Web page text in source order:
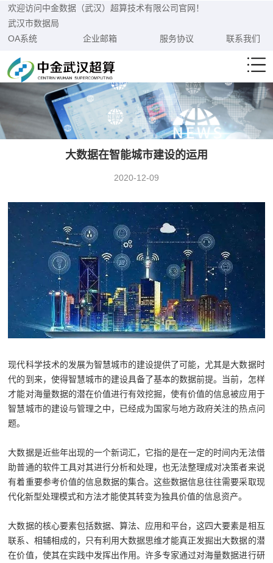
欢迎访问中金数据（武汉）超算技术有限公司官网！
武汉市数据局
OA系统
企业邮箱 服务协议 联系我们
大数据在智能城市建设的运用
2020-12-09
现代科学技术的发展为智慧城市的建设提供了可能，尤其是大数据时
代的到来，使得智慧城市的建设具备了基本的数据前提。当前，怎样
才能对海量数据的潜在价值进行有效挖掘，使有价值的信息被应用于
智慧城市的建设与管理之中，已经成为国家与地方政府关注的热点问
题。
大数据是近些年出现的一个新词汇，它指的是在一定的时间内无法借
助普通的软件工具对其进行分析和处理，也无法整理成对决策者来说
有着重要参考价值的信息数据的集合。这些数据信息往往需要采取现
代化新型处理模式和方法才能使其转变为独具价值的信息资产。
大数据的核心要素包括数据、算法、应用和平台，这四大要素是相互
联系、相辅相成的，只有利用大数据思维才能真正发掘出大数据的潜
在价值，使其在实践中发挥出作用。许多专家通过对海量数据进行研